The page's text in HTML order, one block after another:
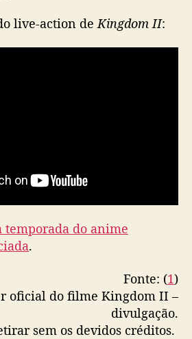
live-action deKingdom II:
temporada do anime
.
Fonte: (1)
oficial do filme Kingdom II –
divulgação.
sem os devidos créditos.